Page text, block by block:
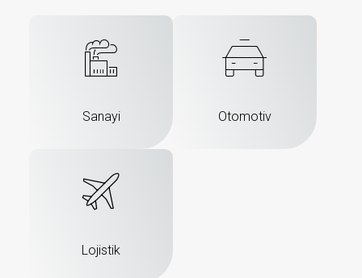
Sanayi Otomotiv
Lojistik